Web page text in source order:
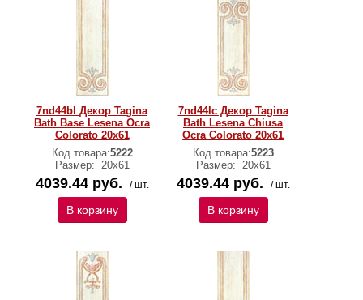
7nd44bl Декор Tagina
Bath Base Lesena Ocra
Colorato 20x61
Код товара:5222
Размер: 20x61
4039.44 руб. / шт.
В корзину
7nd44lc Декор Tagina
Bath Lesena Chiusa
Ocra Colorato 20x61
Код товара:5223
Размер: 20x61
4039.44 руб. / шт.
В корзину